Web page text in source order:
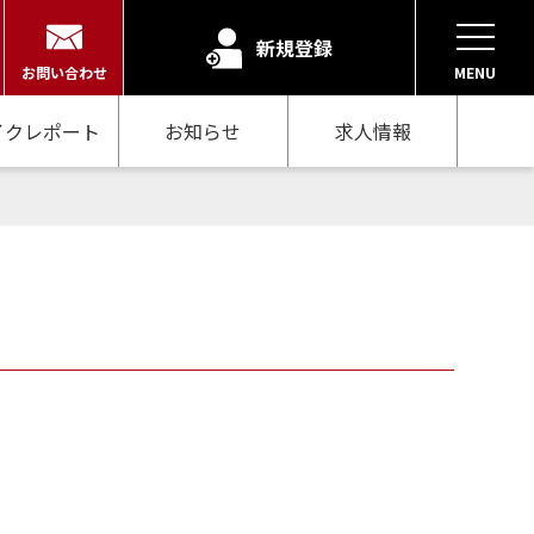
お問い合わせ
新規登録
MENU
レポート お知らせ 求人情報